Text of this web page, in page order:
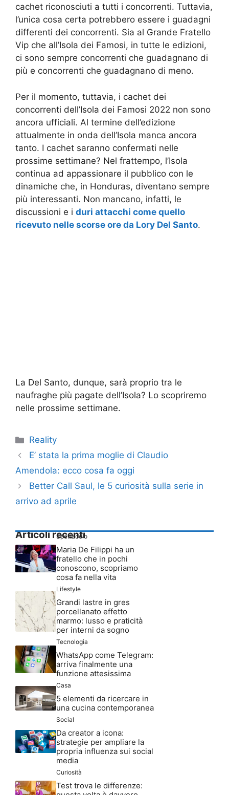
cachet riconosciuti a tutti i concorrenti. Tuttavia,
l’unica cosa certa potrebbero essere i guadagni
differenti dei concorrenti. Sia al Grande Fratello
Vip che all’Isola dei Famosi, in tutte le edizioni,
ci sono sempre concorrenti che guadagnano di
più e concorrenti che guadagnano di meno.
Per il momento, tuttavia, i cachet dei
concorrenti dell’Isola dei Famosi 2022 non sono
ancora ufficiali. Al termine dell’edizione
attualmente in onda dell’Isola manca ancora
tanto. I cachet saranno confermati nelle
prossime settimane? Nel frattempo, l’Isola
continua ad appassionare il pubblico con le
dinamiche che, in Honduras, diventano sempre
più interessanti. Non mancano, infatti, le
discussioni e i duri attacchi come quello
ricevuto nelle scorse ore da Lory Del Santo.
La Del Santo, dunque, sarà proprio tra le
naufraghe più pagate dell’Isola? Lo scopriremo
nelle prossime settimane.
Categorie
Reality
E’ stata la prima moglie di Claudio
Amendola: ecco cosa fa oggi
Better Call Saul, le 5 curiosità sulla serie in
arrivo ad aprile
Articoli recenti
Spettacolo
Maria De Filippi ha un
fratello che in pochi
conoscono, scopriamo
cosa fa nella vita
Lifestyle
Grandi lastre in gres
porcellanato effetto
marmo: lusso e praticità
per interni da sogno
Tecnologia
WhatsApp come Telegram:
arriva finalmente una
funzione attesissima
Casa
5 elementi da ricercare in
una cucina contemporanea
Social
Da creator a icona:
strategie per ampliare la
propria influenza sui social
media
Curiosità
Test trova le differenze: